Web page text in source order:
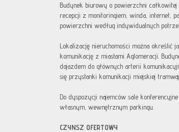
Budynek biurowy o powierzchni całkowitej
recepcji z monitoringiem, winda, internet,
powierzchni według indywidualnych
Lokalizację nieruchomości można określić
komunikację z miastami Aglomeracji.
dojazdem do głównych arterii
się przystanki komunikacji miejskiej
Do dyspozycji najemców sale
własnym, wewnętrznym parkingu.
CZYNSZ OFERTOWY